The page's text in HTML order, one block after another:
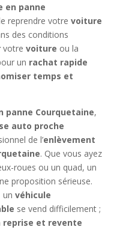
en panne
reprendre votre voiture
des conditions
votre voiture ou la
un rachat rapide
temps et
panne Courquetaine,
auto proche
de l’enlèvement
. Que vous ayez
roues ou un quad, un
proposition sérieuse.
un véhicule
se vend difficilement ;
reprise et revente